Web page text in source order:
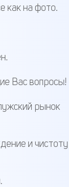
как на фото.
Вас вопросы!
рынок
и чистоту